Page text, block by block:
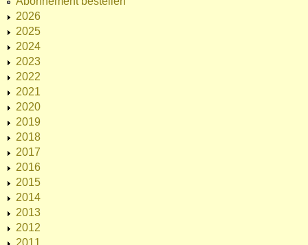
2026
2025
2024
2023
2022
2021
2020
2019
2018
2017
2016
2015
2014
2013
2012
2011